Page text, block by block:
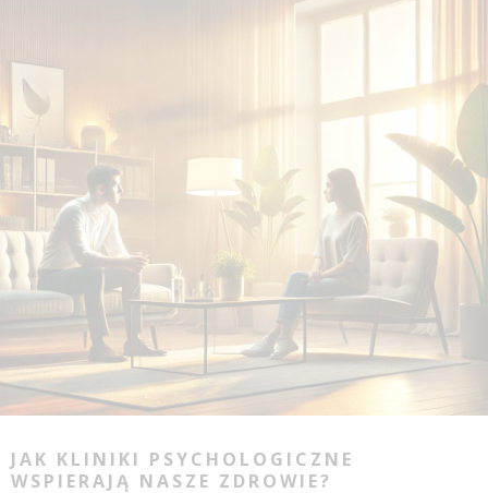
JAK KLINIKI PSYCHOLOGICZNE
WSPIERAJĄ NASZE ZDROWIE?